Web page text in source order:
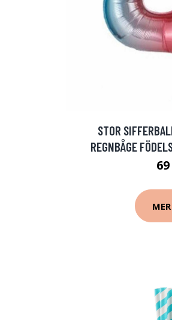
STOR
REGNBÅGE
69